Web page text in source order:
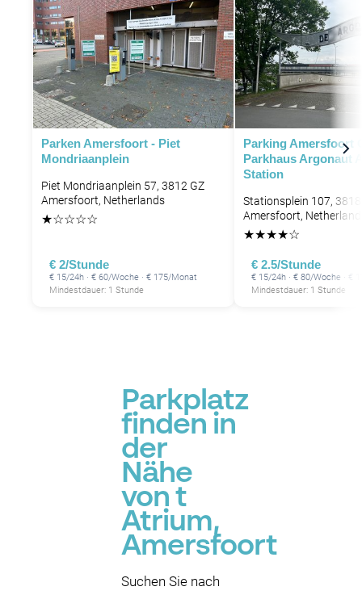
Parken Amersfoort - Piet
Mondriaanplein
Piet Mondriaanplein 57, 3812 GZ
Amersfoort, Netherlands
★☆☆☆☆
€ 2/Stunde
€ 15/24h · € 60/Woche · € 175/Monat
Mindestdauer: 1 Stunde
Parking Amersfoort
Parkhaus Argonaut
Station
Stationsplein 107, 3818
Amersfoort,
★★★★☆
€ 2.5/Stunde
€ 15/24h · € 80/Woche · €
Mindestdauer: 1 Stunde
Parkplatz
finden in
der
Nähe
von t
Atrium,
Amersfoort
Suchen Sie nach